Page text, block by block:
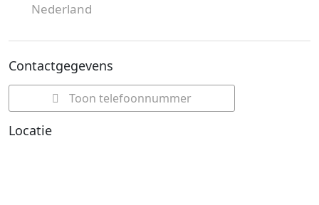
Nederland
Contactgegevens
Toon telefoonnummer
Locatie